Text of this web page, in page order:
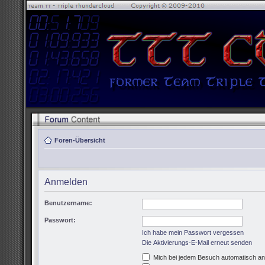
Foren-Übersicht
Anmelden
Benutzername:
Passwort:
Ich habe mein Passwort vergessen
Die Aktivierungs-E-Mail erneut senden
Mich bei jedem Besuch automatisch